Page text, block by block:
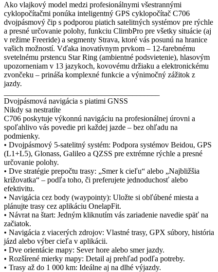
Ako vlajkový model medzi profesionálnymi všestrannými
cyklopočítačmi ponúka inteligentný GPS cyklopočítač C706
dvojpásmový čip s podporou piatich satelitných systémov pre rýchle
a presné určovanie polohy, funkciu ClimbPro pre všetky situácie (aj
v režime Freeride) a segmenty Strava, ktoré vás posunú na hranice
vašich možností. Vďaka inovatívnym prvkom – 12-farebnému
svetelnému prstencu Star Ring (ambientné podsvietenie), hlasovým
upozorneniam v 13 jazykoch, kovovému držiaku a elektronickému
zvončeku – prináša komplexné funkcie a výnimočný zážitok z
jazdy.
Dvojpásmová navigácia s piatimi GNSS
Nikdy sa nestratíte
C706 poskytuje výkonnú navigáciu na profesionálnej úrovni a
spoľahlivo vás povedie pri každej jazde – bez ohľadu na
podmienky.
• Dvojpásmový 5-satelitný systém: Podpora systémov Beidou, GPS
(L1+L5), Glonass, Galileo a QZSS pre extrémne rýchle a presné
určovanie polohy.
• Dve stratégie prepočtu trasy: „Smer k cieľu“ alebo „Najbližšia
križovatka“ – podľa toho, či preferujete jednoduchosť alebo
efektivitu.
• Navigácia cez body (waypointy): Uložte si obľúbené miesta a
plánujte trasy cez aplikáciu OnelapFit.
• Návrat na štart: Jedným kliknutím vás zariadenie navedie späť na
začiatok.
• Navigácia z viacerých zdrojov: Vlastné trasy, GPX súbory, história
jázd alebo výber cieľa v aplikácii.
• Dve orientácie mapy: Sever hore alebo smer jazdy.
• Rozšírené mierky mapy: Detail aj prehľad podľa potreby.
• Trasy až do 1 000 km: Ideálne aj na dlhé výjazdy.